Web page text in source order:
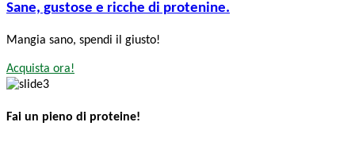
Sane, gustose e ricche di protenine.
Mangia sano, spendi il giusto!
Acquista ora!
Fai un pieno di proteine!